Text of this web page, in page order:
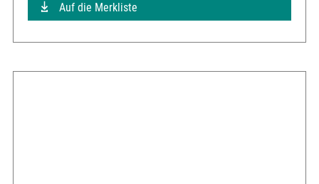
Auf die Merkliste